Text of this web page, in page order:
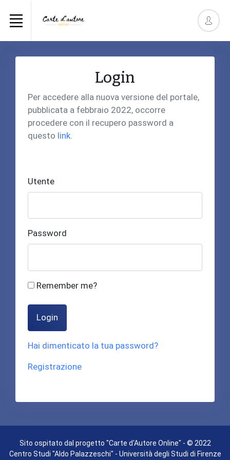
Login
Per accedere alla nuova versione del portale,
pubblicata a febbraio 2022, occorre
procedere con il recupero password a
questo link.
Utente
Password
Remember me?
Login
Hai dimenticato la tua password?
Registrazione
Sito ospitato dal progetto "Carte d'Autore Online" - © 2022
Centro Studi "Aldo Palazzeschi" - Università degli Studi di Firenze